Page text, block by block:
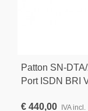
Patton SN-
Port ISDN BRI
€ 440,00
IVA incl.